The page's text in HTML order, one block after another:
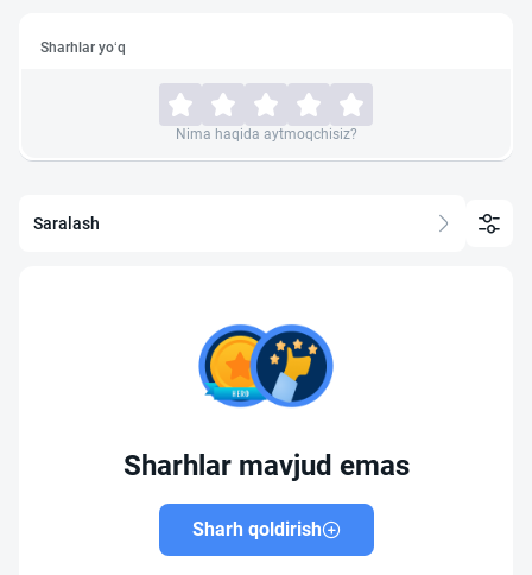
Sharhlar yo‘q
Nima haqida aytmoqchisiz?
Saralash
Sharhlar mavjud emas
Sharh qoldirish